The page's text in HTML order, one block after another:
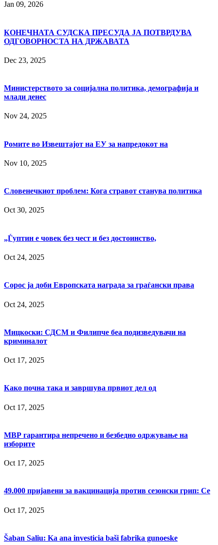
Jan 09, 2026
КОНЕЧНАТА СУДСКА ПРЕСУДА ЈА ПОТВРДУВА
ОДГОВОРНОСТА НА ДРЖАВАТА
Dec 23, 2025
Министерството за социјална политика, демографија и
млади денес
Nov 24, 2025
Ромите во Извештајот на ЕУ за напредокот на
Nov 10, 2025
Словенечкиот проблем: Кога стравот станува политика
Oct 30, 2025
„Ѓуптин е човек без чест и без достоинство,
Oct 24, 2025
Сорос ја доби Европската награда за граѓански права
Oct 24, 2025
Мицкоски: СДСМ и Филипче беа подизведувачи на
криминалот
Oct 17, 2025
Како почна така и завршува првиот дел од
Oct 17, 2025
МВР гарантира непречено и безбедно одржување на
изборите
Oct 17, 2025
49.000 пријавени за вакцинација против сезонски грип: Се
Oct 17, 2025
Šaban Saliu: Ka ana investicia baši fabrika gunoeske